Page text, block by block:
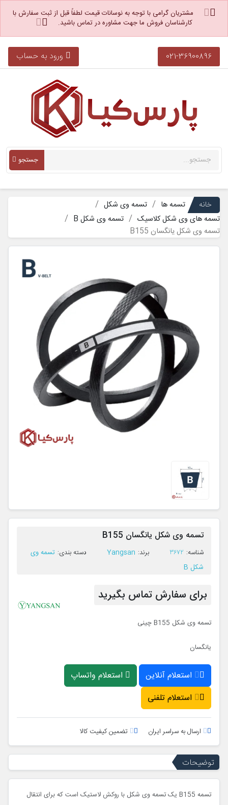
مشتریان گرامی با توجه به نوسانات قیمت لطفاً قبل از ثبت سفارش با
کارشناسان فروش ما جهت مشاوره در تماس باشید.
021-36900896 ورود به حساب
جستجو
خانه تسمه ها
تسمه وی شکل
تسمه های وی شکل کلاسیک
تسمه وی شکل B
تسمه وی شکل یانگسان B155
تسمه وی شکل یانگسان B155
ﺷﻨﺎﺳﻪ: 3672 ﺑﺮﻧﺪ: Yangsan ﺩﺳﺘﻪ ﺑﻨﺪی: تسمه وی
شکل B
برای سفارش تماس بگیرید
تسمه وی شکل B155 چینی
یانگسان
استعلام آنلاین
استعلام واتساپ
استعلام تلفنی
ارسال به سراسر ایران تضمین کیفیت کالا
توضیحات
تسمه B155 یک تسمه وی شکل با روکش لاستیک است که برای انتقال